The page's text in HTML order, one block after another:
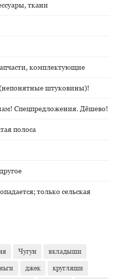
ткани
комплектующие
штуковины)!
Спецпредложения. Дёшево!
полоса
только сельская
Чугун вкладыши
джек кругляши